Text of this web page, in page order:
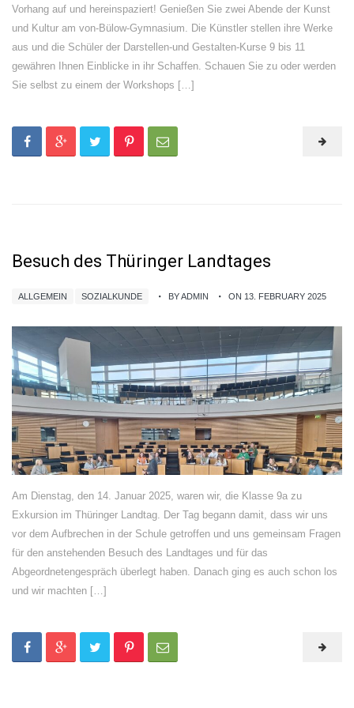
Vorhang auf und hereinspaziert! Genießen Sie zwei Abende der Kunst
und Kultur am von-Bülow-Gymnasium. Die Künstler stellen ihre Werke
aus und die Schüler der Darstellen-und Gestalten-Kurse 9 bis 11
gewähren Ihnen Einblicke in ihr Schaffen. Schauen Sie zu oder werden
Sie selbst zu einem der Workshops […]
Besuch des Thüringer Landtages
ALLGEMEIN SOZIALKUNDE BY ADMIN ON 13. FEBRUARY 2025
Am Dienstag, den 14. Januar 2025, waren wir, die Klasse 9a zu
Exkursion im Thüringer Landtag. Der Tag begann damit, dass wir uns
vor dem Aufbrechen in der Schule getroffen und uns gemeinsam Fragen
für den anstehenden Besuch des Landtages und für das
Abgeordnetengespräch überlegt haben. Danach ging es auch schon los
und wir machten […]